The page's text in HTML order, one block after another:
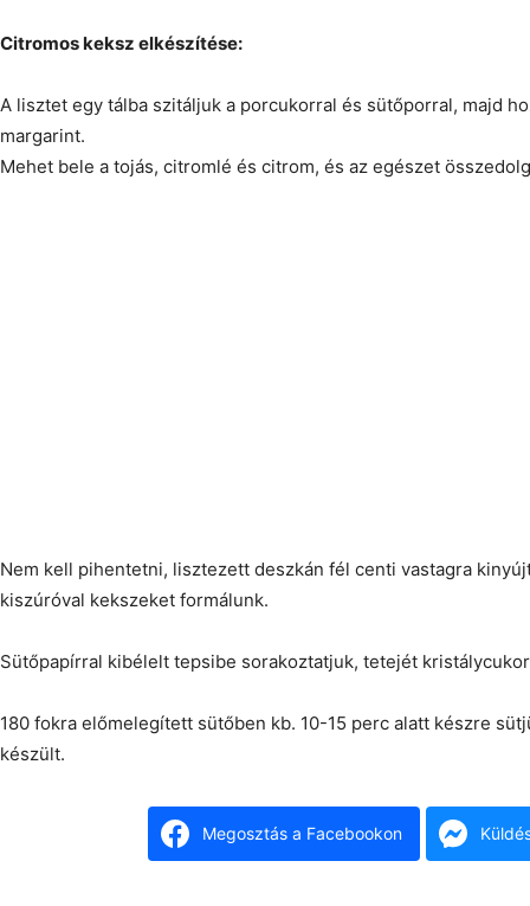
Citromos keksz elkészítése:
A lisztet egy tálba szitáljuk a porcukorral és sütőporral, majd
margarint.
Mehet bele a tojás, citromlé és citrom, és az egészet
Nem kell pihentetni, lisztezett deszkán fél centi vastagra
kiszúróval kekszeket formálunk.
Sütőpapírral kibélelt tepsibe sorakoztatjuk, tetejét
180 fokra előmelegített sütőben kb. 10-15 perc alatt készre
készült.
Megosztás a Facebookon